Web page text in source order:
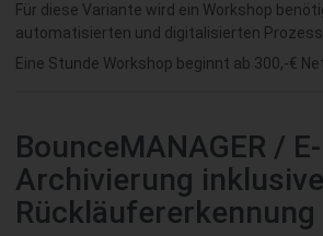
Für diese Variante wird ein Workshop
automatisierten und digitalisierten
Eine Stunde Workshop beginnt ab 300,-€
BounceMANAGER /
Archivierung inklusive
Rückläufererkennung